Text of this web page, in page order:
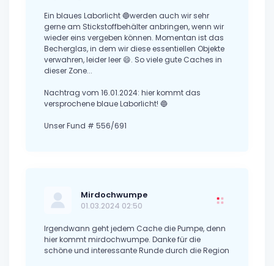
Ein blaues Laborlicht 🔵werden auch wir sehr
gerne am Stickstoffbehälter anbringen, wenn wir
wieder eins vergeben können. Momentan ist das
Becherglas, in dem wir diese essentiellen Objekte
verwahren, leider leer 😄. So viele gute Caches in
dieser Zone...
Nachtrag vom 16.01.2024: hier kommt das
versprochene blaue Laborlicht! 🔵
Unser Fund # 556/691
Mirdochwumpe
01.03.2024 02:50
Irgendwann geht jedem Cache die Pumpe, denn
hier kommt mirdochwumpe. Danke für die
schöne und interessante Runde durch die Region